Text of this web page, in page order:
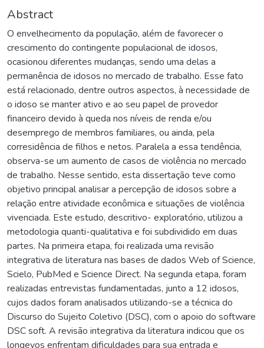
Abstract
O envelhecimento da população, além de favorecer o
crescimento do contingente populacional de idosos,
ocasionou diferentes mudanças, sendo uma delas a
permanência de idosos no mercado de trabalho. Esse fato
está relacionado, dentre outros aspectos, à necessidade de
o idoso se manter ativo e ao seu papel de provedor
financeiro devido à queda nos níveis de renda e/ou
desemprego de membros familiares, ou ainda, pela
corresidência de filhos e netos. Paralela a essa tendência,
observa-se um aumento de casos de violência no mercado
de trabalho. Nesse sentido, esta dissertação teve como
objetivo principal analisar a percepção de idosos sobre a
relação entre atividade econômica e situações de violência
vivenciada. Este estudo, descritivo- exploratório, utilizou a
metodologia quanti-qualitativa e foi subdividido em duas
partes. Na primeira etapa, foi realizada uma revisão
integrativa de literatura nas bases de dados Web of Science,
Scielo, PubMed e Science Direct. Na segunda etapa, foram
realizadas entrevistas fundamentadas, junto a 12 idosos,
cujos dados foram analisados utilizando-se a técnica do
Discurso do Sujeito Coletivo (DSC), com o apoio do software
DSC soft. A revisão integrativa da literatura indicou que os
longevos enfrentam dificuldades para sua entrada e